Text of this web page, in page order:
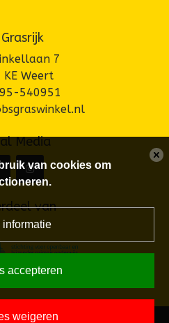
Grasrijk
7
Weert
540951
Media
van
van cookies om
informatie
accepteren
weigeren